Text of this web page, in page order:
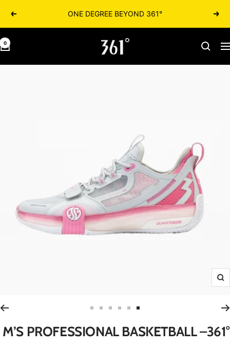
הקודם 361° ONE DEGREE BEYOND הבא
ניווט
361israel.co.il
0
הגדלה
לשקופית
1
לשקופית
2
לשקופית
3
לשקופית
4
לשקופית
5
לשקופית
6
M’S PROFESSIONAL BASKETBALL –361°